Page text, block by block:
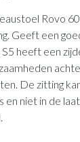
Rovo
Geeft een
heeft een
De zitting
en niet in de